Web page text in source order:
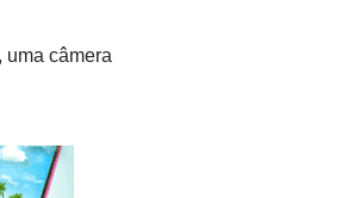
uma câmera